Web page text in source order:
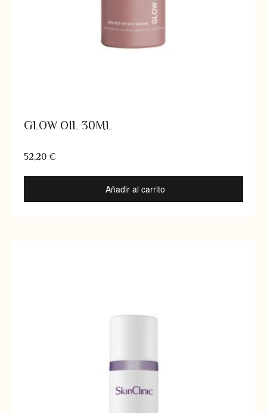
GLOW OIL 30ML
52,20 €
Añadir al carrito